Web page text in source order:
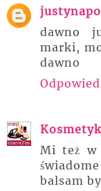
dawno
marki,
dawno
Mi też w
balsam